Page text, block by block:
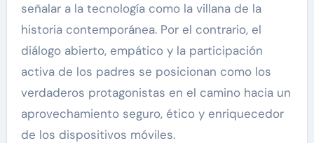
señalar a la tecnología como la villana de la
historia contemporánea. Por el contrario, el
diálogo abierto, empático y la participación
activa de los padres se posicionan como los
verdaderos protagonistas en el camino hacia un
aprovechamiento seguro, ético y enriquecedor
de los dispositivos móviles.